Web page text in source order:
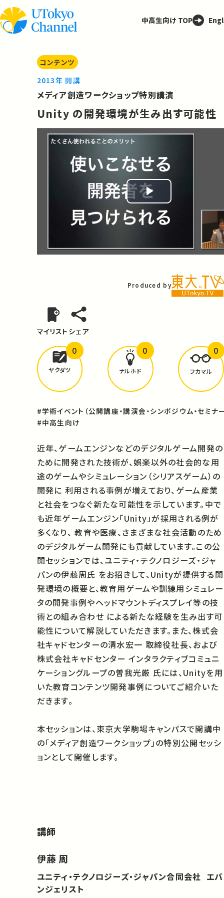
中高生向け TOP
コンテンツ
2013年 開講
メディア創造ワークショップ特別講演
Unity の開発環境が生み出す可能性
Play
Video
Produced by
マイリスト シェア
どんな学びがありましたか？
ヤクダツ
0
ナルホド
0
フカマル
0
#学術イベント（公開講座・講演会・シンポジウム・セミナ
#中高生向け
近年、ゲームエンジンなどのデジタルゲーム開発の
ために開発された技術が、娯楽以外の社会的な用
途のゲームやシミュレーション（シリアスゲーム）の
開発に 利用される事例が増えており、ゲーム産業
と社会をつなぐ新たな可能性を示しています。中で
も近年ゲームエンジン「Unity」が採用される例が
多くなり、 教育や医療、さまざまな社会活動のため
のデジタルゲーム開発にも貢献しています。この公
開セッションでは、ユニティ・テクノロジーズ・ジャ
パンの伊藤周氏 をお招きして、Unityが提供する開
発環境の概要と、教育用ゲームや訓練用シミュレー
タの開発事例やヘッドマウントディスプレイ等の技
術との組み合わせ による新たな経験を生み出す可
能性について解説していただきます。また、株式会
社キャドセンターの清水宏一 取締役社長、および
株式会社キャドセンター インタラクティブコミュニ
ケーショングループの曽我光厳 氏には、Unityを用
いた教育コンテンツ開発事例についてご紹介いた
だきます。
本セッションは、東京大学駒場キャンパスで開講中
の「メディア創造ワークショップ」の特別公開セッシ
ョンとして開催します。
講師
伊藤 周
ユニティ・テクノロジーズ・ジャパン合同会社 エバ
ンジェリスト